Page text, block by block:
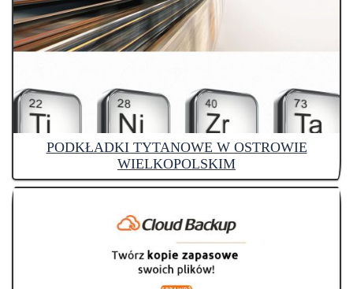
PODKŁADKI TYTANOWE W OSTROWIE
WIELKOPOLSKIM